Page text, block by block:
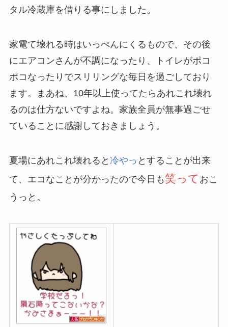
タル冷蔵庫を借りる事にしました。
家電て壊れる時はいっぺんにくるもので、その後
にエアコンさんが不調になったり、トイレがポコ
ポコなったりでスリリングな毎日を過ごしており
ます。まあね、10年以上使ってたらあれこれ壊れ
るのは仕方ないですよね。家族全員が無事過ごせ
ていることに感謝しておきましょう。
夏場にあれこれ壊れると 冷やっ とすることが出来
て、エコなことが分かったので今日も笑って おこ
うっと。